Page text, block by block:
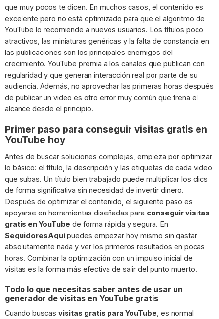
que muy pocos te dicen. En muchos casos, el contenido es
excelente pero no está optimizado para que el algoritmo de
YouTube lo recomiende a nuevos usuarios. Los títulos poco
atractivos, las miniaturas genéricas y la falta de constancia en
las publicaciones son los principales enemigos del
crecimiento. YouTube premia a los canales que publican con
regularidad y que generan interacción real por parte de su
audiencia. Además, no aprovechar las primeras horas después
de publicar un video es otro error muy común que frena el
alcance desde el principio.
Primer paso para conseguir visitas gratis en
YouTube hoy
Antes de buscar soluciones complejas, empieza por optimizar
lo básico: el título, la descripción y las etiquetas de cada video
que subas. Un título bien trabajado puede multiplicar los clics
de forma significativa sin necesidad de invertir dinero.
Después de optimizar el contenido, el siguiente paso es
apoyarse en herramientas diseñadas para conseguir visitas
gratis en YouTube de forma rápida y segura. En
SeguidoresAquí puedes empezar hoy mismo sin gastar
absolutamente nada y ver los primeros resultados en pocas
horas. Combinar la optimización con un impulso inicial de
visitas es la forma más efectiva de salir del punto muerto.
Todo lo que necesitas saber antes de usar un
generador de visitas en YouTube gratis
Cuando buscas visitas gratis para YouTube , es normal